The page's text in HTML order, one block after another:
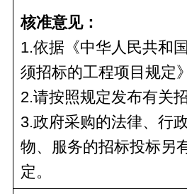
核准意见：
1.依据《中华人民共和
须招标的工程项目规定
2.请按照规定发布有关
3.政府采购的法律、行
物、服务的招标投标另
定。